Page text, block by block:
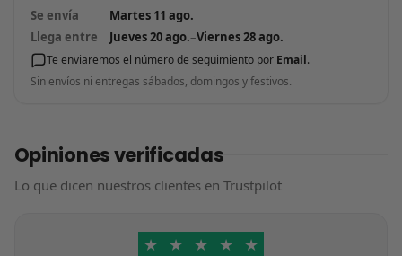
Se envía
Martes 11 ago.
Llega entre
Jueves 20 ago.–Viernes 28 ago.
Te enviaremos el número de seguimiento por Email.
Sin envíos ni entregas sábados, domingos y festivos.
Opiniones verificadas
Lo que dicen nuestros clientes en Trustpilot
★ ★ ★ ★ ★